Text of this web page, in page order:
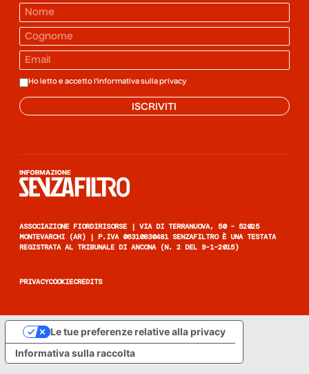
Ho letto e accetto l'informativa sulla privacy
ISCRIVITI
ASSOCIAZIONE FIORDIRISORSE | VIA DI TERRANUOVA, 50 - 52025
MONTEVARCHI (AR) | P.IVA 06310830481 SENZAFILTRO È UNA TESTATA
REGISTRATA AL TRIBUNALE DI ANCONA (N. 2 DEL 9-1-2015)
PRIVACYCOOKIECREDITS
Informativa sulla raccolta
Le tue preferenze relative alla privacy